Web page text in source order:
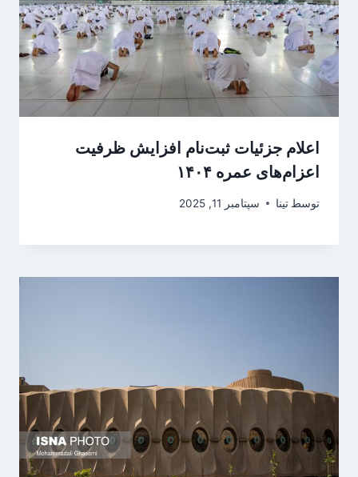
اعلام جزئیات ثبت‌نام افزایش ظرفیت
اعزام‌های عمره ۱۴۰۴
توسط تینا سپتامبر 11, 2025